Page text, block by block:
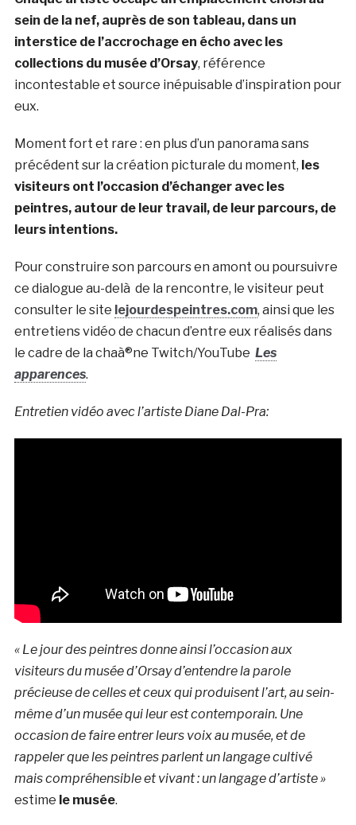
sein de la nef, auprès de son tableau, dans un
interstice de l’accrochage en écho avec les
collections du musée d’Orsay, référence
incontestable et source inépuisable d’inspiration pour
eux.
Moment fort et rare : en plus d’un panorama sans
précédent sur la création picturale du moment, les
visiteurs ont l’occasion d’échanger avec les
peintres, autour de leur travail, de leur parcours, de
leurs intentions.
Pour construire son parcours en amont ou poursuivre
ce dialogue au-delà de la rencontre, le visiteur peut
consulter le site lejourdespeintres.com, ainsi que les
entretiens vidéo de chacun d’entre eux réalisés dans
le cadre de la chaà®ne Twitch/YouTube Les
apparences.
Entretien vidéo avec l’artiste Diane Dal-Pra:
« Le jour des peintres donne ainsi l’occasion aux
visiteurs du musée d’Orsay d’entendre la parole
précieuse de celles et ceux qui produisent l’art, au sein-
même d’un musée qui leur est contemporain. Une
occasion de faire entrer leurs voix au musée, et de
rappeler que les peintres parlent un langage cultivé
mais compréhensible et vivant : un langage d’artiste »
estime le musée.